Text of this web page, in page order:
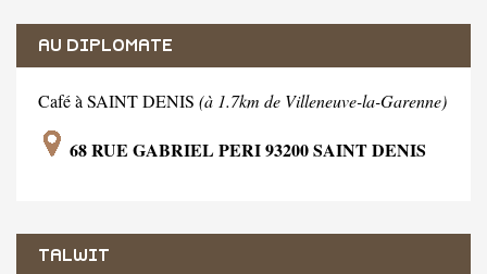
AU DIPLOMATE
Café à SAINT DENIS (à 1.7km de Villeneuve-la-Garenne)
68 RUE GABRIEL PERI 93200 SAINT DENIS
TALWIT